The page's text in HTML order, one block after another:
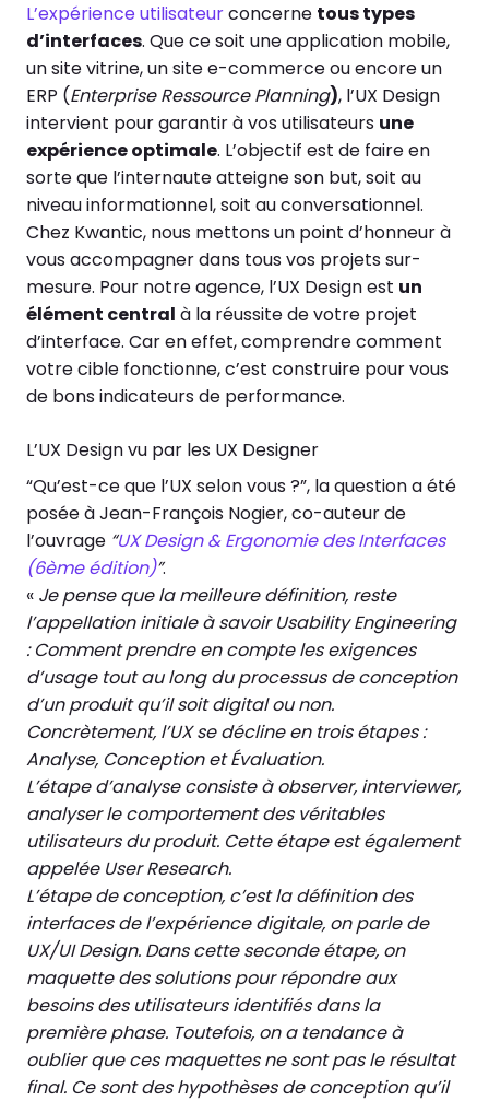
L’expérience utilisateurconcerne tous types
d’interfaces. Que ce soit une application mobile,
un site vitrine, un site e-commerce ou encore un
ERP (Enterprise Ressource Planning), l’UX Design
intervient pour garantir à vos utilisateurs une
expérience optimale. L’objectif est de faire en
sorte que l’internaute atteigne son but, soit au
niveau informationnel, soit au conversationnel.
Chez Kwantic, nous mettons un point d’honneur à
vous accompagner dans tous vos projets sur-
mesure. Pour notre agence, l’UX Design est un
élément central à la réussite de votre projet
d’interface. Car en effet, comprendre comment
votre cible fonctionne, c’est construire pour vous
de bons indicateurs de performance.
L’UX Design vu par les UX Designer
“Qu’est-ce que l’UX selon vous ?”, la question a été
posée à Jean-François Nogier, co-auteur de
l’ouvrage “UX Design & Ergonomie des Interfaces
(6ème édition)”.
« Je pense que la meilleure définition, reste
l’appellation initiale à savoir Usability Engineering
: Comment prendre en compte les exigences
d’usage tout au long du processus de conception
d’un produit qu’il soit digital ou non.
Concrètement, l’UX se décline en trois étapes :
Analyse, Conception et Évaluation.
L’étape d’analyse consiste à observer, interviewer,
analyser le comportement des véritables
utilisateurs du produit. Cette étape est également
appelée User Research.
L’étape de conception, c’est la définition des
interfaces de l’expérience digitale, on parle de
UX/UI Design. Dans cette seconde étape, on
maquette des solutions pour répondre aux
besoins des utilisateurs identifiés dans la
première phase. Toutefois, on a tendance à
oublier que ces maquettes ne sont pas le résultat
final. Ce sont des hypothèses de conception qu’il